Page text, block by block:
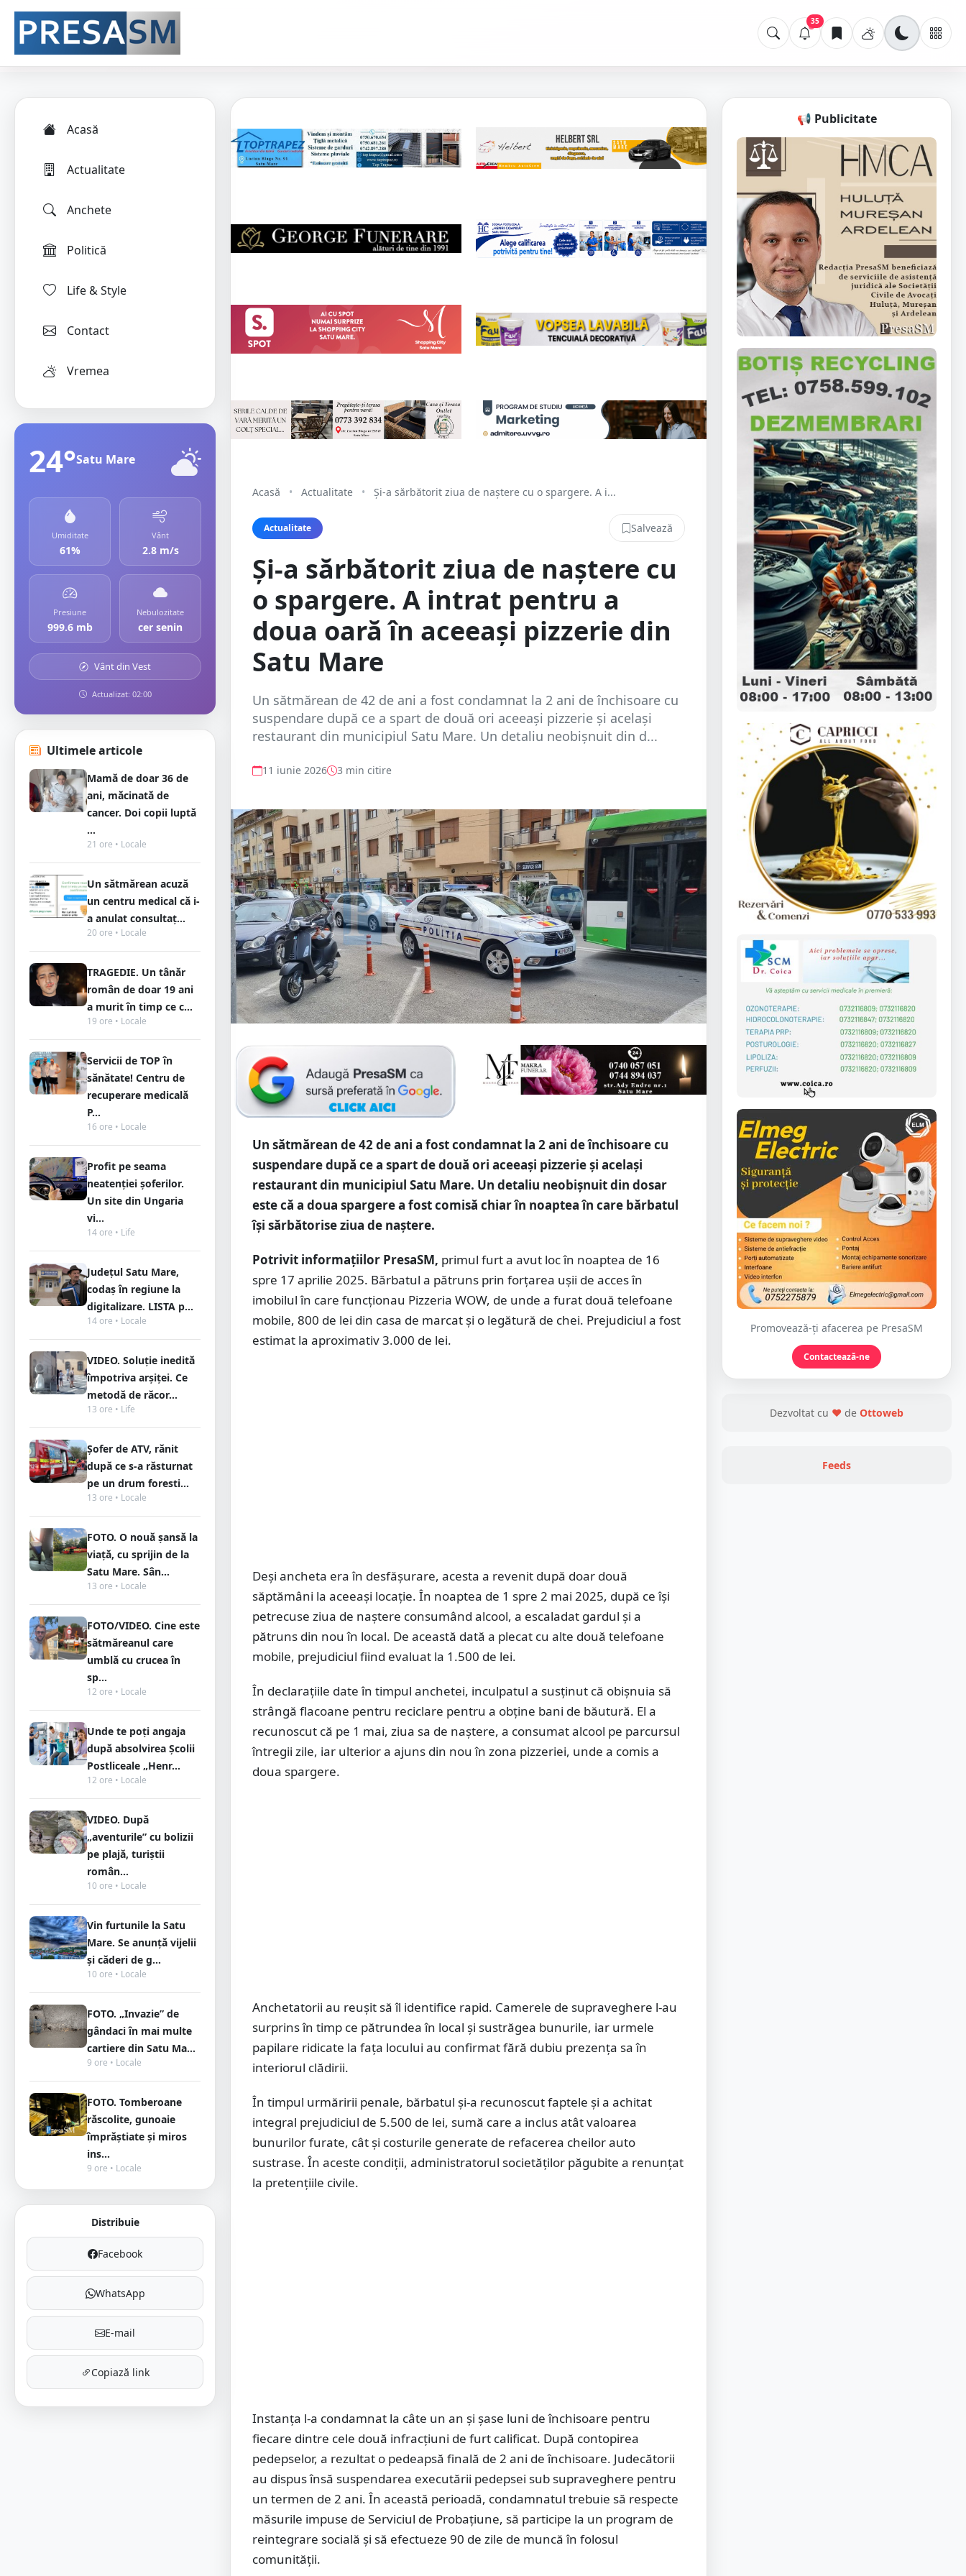
35
Acasă
Actualitate
Anchete
Politică
Life & Style
Contact
Vremea
24°Satu Mare
Umiditate
61%
Vânt
2.8 m/s
Presiune
999.6 mb
Nebulozitate
cer senin
Vânt din Vest
Actualizat: 02:00
Ultimele articole
Mamă de doar 36 de
ani, măcinată de
cancer. Doi copii luptă
...
21 ore • Locale
Un sătmărean acuză
un centru medical că i-
a anulat consultaț...
20 ore • Locale
TRAGEDIE. Un tânăr
român de doar 19 ani
a murit în timp ce c...
19 ore • Locale
Servicii de TOP în
sănătate! Centru de
recuperare medicală
P...
16 ore • Locale
Profit pe seama
neatenției șoferilor.
Un site din Ungaria
vi...
14 ore • Life
Județul Satu Mare,
codaș în regiune la
digitalizare. LISTA p...
14 ore • Locale
VIDEO. Soluție inedită
împotriva arșiței. Ce
metodă de răcor...
13 ore • Life
Șofer de ATV, rănit
după ce s-a răsturnat
pe un drum foresti...
13 ore • Locale
FOTO. O nouă șansă la
viață, cu sprijin de la
Satu Mare. Sân...
13 ore • Locale
FOTO/VIDEO. Cine este
sătmăreanul care
umblă cu crucea în
sp...
12 ore • Locale
Unde te poți angaja
după absolvirea Școlii
Postliceale „Henr...
12 ore • Locale
VIDEO. După
„aventurile” cu bolizii
pe plajă, turiștii
român...
10 ore • Locale
Vin furtunile la Satu
Mare. Se anunță vijelii
și căderi de g...
10 ore • Locale
FOTO. „Invazie” de
gândaci în mai multe
cartiere din Satu Ma...
9 ore • Locale
FOTO. Tomberoane
răscolite, gunoaie
împrăștiate și miros
ins...
9 ore • Locale
Distribuie
Facebook
WhatsApp
E-mail
Copiază link
Acasă • Actualitate • Și-a sărbătorit ziua de naștere cu o spargere. A i...
Actualitate Salvează
Și-a sărbătorit ziua de naștere cu
o spargere. A intrat pentru a
doua oară în aceeași pizzerie din
Satu Mare
Un sătmărean de 42 de ani a fost condamnat la 2 ani de închisoare cu
suspendare după ce a spart de două ori aceeași pizzerie și același
restaurant din municipiul Satu Mare. Un detaliu neobișnuit din d...
11 iunie 2026 3 min citire
Un sătmărean de 42 de ani a fost condamnat la 2 ani de închisoare cu
suspendare după ce a spart de două ori aceeași pizzerie și același
restaurant din municipiul Satu Mare. Un detaliu neobișnuit din dosar
este că a doua spargere a fost comisă chiar în noaptea în care bărbatul
își sărbătorise ziua de naștere.
Potrivit informațiilor PresaSM, primul furt a avut loc în noaptea de 16
spre 17 aprilie 2025. Bărbatul a pătruns prin forțarea ușii de acces în
imobilul în care funcționau Pizzeria WOW, de unde a furat două telefoane
mobile, 800 de lei din casa de marcat și o legătură de chei. Prejudiciul a fost
estimat la aproximativ 3.000 de lei.
Deși ancheta era în desfășurare, acesta a revenit după doar două
săptămâni la aceeași locație. În noaptea de 1 spre 2 mai 2025, după ce își
petrecuse ziua de naștere consumând alcool, a escaladat gardul și a
pătruns din nou în local. De această dată a plecat cu alte două telefoane
mobile, prejudiciul fiind evaluat la 1.500 de lei.
În declarațiile date în timpul anchetei, inculpatul a susținut că obișnuia să
strângă flacoane pentru reciclare pentru a obține bani de băutură. El a
recunoscut că pe 1 mai, ziua sa de naștere, a consumat alcool pe parcursul
întregii zile, iar ulterior a ajuns din nou în zona pizzeriei, unde a comis a
doua spargere.
Anchetatorii au reușit să îl identifice rapid. Camerele de supraveghere l-au
surprins în timp ce pătrundea în local și sustrăgea bunurile, iar urmele
papilare ridicate la fața locului au confirmat fără dubiu prezența sa în
interiorul clădirii.
În timpul urmăririi penale, bărbatul și-a recunoscut faptele și a achitat
integral prejudiciul de 5.500 de lei, sumă care a inclus atât valoarea
bunurilor furate, cât și costurile generate de refacerea cheilor auto
sustrase. În aceste condiții, administratorul societăților păgubite a renunțat
la pretențiile civile.
Instanța l-a condamnat la câte un an și șase luni de închisoare pentru
fiecare dintre cele două infracțiuni de furt calificat. După contopirea
pedepselor, a rezultat o pedeapsă finală de 2 ani de închisoare. Judecătorii
au dispus însă suspendarea executării pedepsei sub supraveghere pentru
un termen de 2 ani. În această perioadă, condamnatul trebuie să respecte
măsurile impuse de Serviciul de Probațiune, să participe la un program de
reintegrare socială și să efectueze 90 de zile de muncă în folosul
comunității.
📢 Publicitate
Promovează-ți afacerea pe PresaSM
Contactează-ne
Dezvoltat cu ❤ de Ottoweb
Feeds